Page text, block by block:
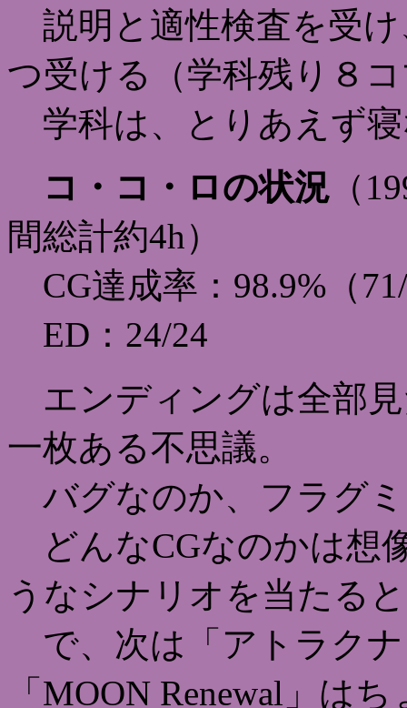
説明と適性検査を受
つ受ける（学科残り８
学科は、とりあえず
コ・コ・ロの状況 （
間総計約4h）
CG達成率：98.9%（
ED：24/24
エンディングは全部
一枚ある不思議。
バグなのか、フラグ
どんなCGなのかは想
うなシナリオを当たる
で、次は「アトラクナ
「MOON Renewal」は